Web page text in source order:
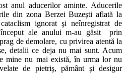
anul aducerilor aminte. Aducerile
din zona Berzei Buzeşti aflată la
ignorat şi neînregistrat de
ale anului m-au găsit prin
de demolare, cu privirea atentă la
detalii ce deja nu mai sunt. Acum
mine nu mai există, în urma lor nu
de pietriş, pământ şi desigur